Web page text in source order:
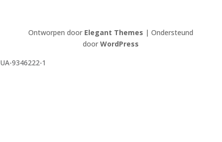
Ontworpen door Elegant Themes | Ondersteund
doorWordPress
UA-9346222-1